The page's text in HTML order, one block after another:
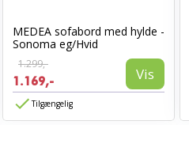
MEDEA sofabord med hylde -
Sonoma eg/Hvid
1.299,-
1.169,- Vis
Tilgængelig